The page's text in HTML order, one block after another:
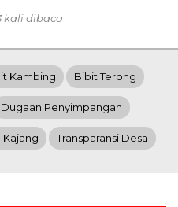
kali dibaca
Kambing Bibit Terong
Dugaan Penyimpangan
Transparansi Desa